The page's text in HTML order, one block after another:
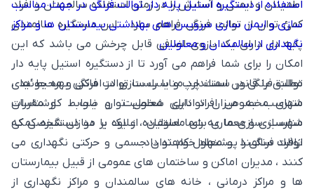
اطمینان و ایمنی و آسایش را در زمان استفاده سالمندان و افراد
کمئ توان از توالت فرنگی فراهم سازد . این دستگیره سالمندی
پایه دار دارای یک بازوی اضافی قابل چرخش می باشد که این
امکان را برای شما فراهم می آورد تا از دستگیره استیل پایه دار
توالت فرنگی در سمت چپ و یا راست توالت فرنگی بهره جوئید .
متناسب به میزان توانایی شخص توان یاب ، کارشناسان
مناسب سازی ما به شما استفاده از یک یا دو دستگیره کمکی
توالت فرنگی را پیشنهاد خواهند داد .
استفاده از دستگیره استیل پایه دار توالت فرنگی در جهت مناسب
سازی و ایمن سازی سرویس های بهداشتی بیمارستان ها و مراکز
نگهداری از سالمندان و معلولین
مطلبق با قانون استاندارد مناسب سازی در اماکن و محیط های
شهری مخصوص افراد دارای معلولیت و ضوابط و مقررات
شهرسازی و معماری برای معلولین ، علاوه بر منازلی شخصی که
ازافراد سالمند و معلول کم توان جسمی و حرکتی نگهداری می
کنند ، مدیران اماکن و ساختمان های عمومی از قبیل بیمارستان
ها و مراکز درمانی ، خانه های سالمندان و مراکز نگهداری از